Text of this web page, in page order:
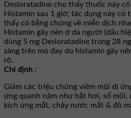
Desloratadine cho thấy thuốc này
Histamin sau 1 giờ; tác dụng này có
thấy có bằng chứng về miễn dịch
Histamin gây nên ở da người (dấu
dùng 5 mg Desloratadine trong 28
sàng trên mò đay do histamin gây
rõ.
Chỉ định :
Giảm các triệu chứng viêm mũi dị
ứng quanh năm như hắt hơi, sổ mũi,
kích ứng mắt, chảy nước mắt & đỏ